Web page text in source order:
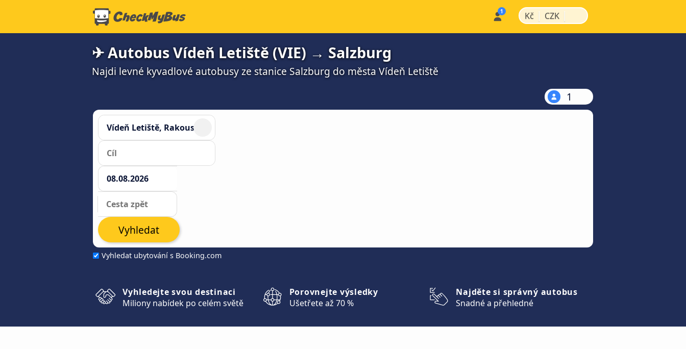
Kč | CZK |
✈ Autobus Vídeň Letiště (VIE) → Salzburg
Najdi levné kyvadlové autobusy ze stanice Salzburg do města Vídeň Letiště
1
Vyhledat ubytování s Booking.com
Vyhledat
Vyhledejte svou destinaci
Miliony nabídek po celém světě
Porovnejte výsledky
Ušetřete až 70 %
Najděte si správný autobus
Snadné a přehledné